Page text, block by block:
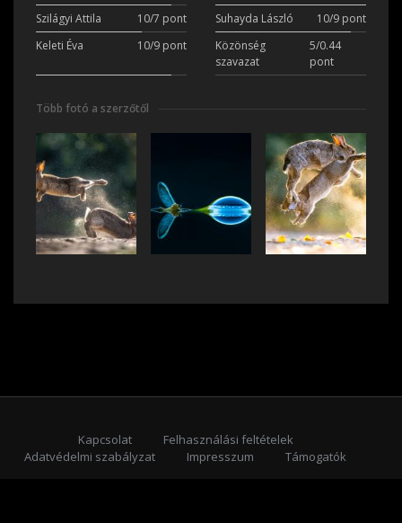
Szilágyi Attila
10/7 pont Suhayda László
10/9 pont
Keleti Éva
10/9 pont
Közönség
szavazat
5/0.44
pont
Több fotó a szerzőtől
Kapcsolat
Felhasználási feltételek
Adatvédelmi szabályzat
Impresszum
Támogatók